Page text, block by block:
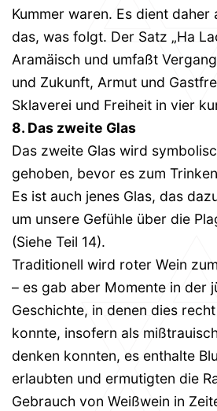
Kummer waren. Es dient daher
das, was folgt. Der Satz „Ha
Aramäisch und umfaßt
und Zukunft, Armut und
Sklaverei und Freiheit in vier
8. Das zweite Glas
Das zweite Glas wird
gehoben, bevor es zum
Es ist auch jenes Glas, das
um unsere Gefühle über die
(Siehe Teil 14).
Traditionell wird roter Wein
– es gab aber Momente in der
Geschichte, in denen dies
konnte, insofern als
denken konnten, es enthalte
erlaubten und ermutigten die
Gebrauch von Weißwein in